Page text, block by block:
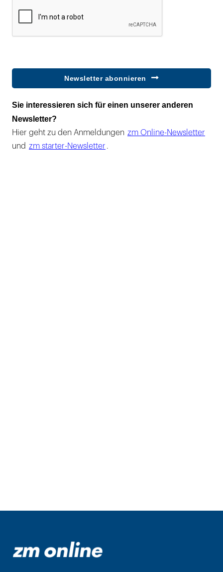
Newsletter abonnieren
Sie interessieren sich für einen unserer anderen
Newsletter?
Hier geht zu den Anmeldungen zm Online-Newsletter
und zm starter-Newsletter .